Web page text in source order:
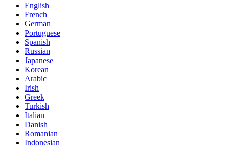
English
French
German
Portuguese
Spanish
Russian
Japanese
Korean
Arabic
Irish
Greek
Turkish
Italian
Danish
Romanian
Indonesian